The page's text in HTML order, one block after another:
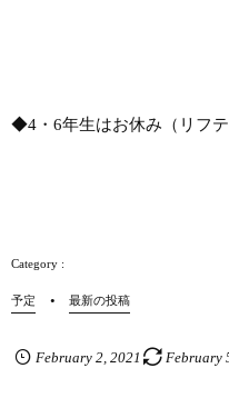
◆4・6年生はお休み（リフテ
予定 最新の投稿
February 2, 2021 February